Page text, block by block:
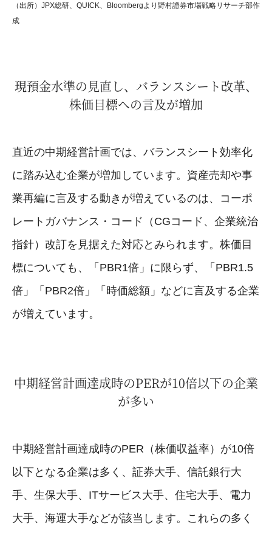
（出所）JPX総研、QUICK、Bloombergより野村證券市場戦略リサーチ部作
成
現預金水準の見直し、バランスシート改革、
株価目標への言及が増加
直近の中期経営計画では、バランスシート効率化
に踏み込む企業が増加しています。資産売却や事
業再編に言及する動きが増えているのは、コーポ
レートガバナンス・コード（CGコード、企業統治
指針）改訂を見据えた対応とみられます。株価目
標についても、「PBR1倍」に限らず、「PBR1.5
倍」「PBR2倍」「時価総額」などに言及する企業
が増えています。
中期経営計画達成時のPERが10倍以下の企業
が多い
中期経営計画達成時のPER（株価収益率）が10倍
以下となる企業は多く、証券大手、信託銀行大
手、生保大手、ITサービス大手、住宅大手、電力
大手、海運大手などが該当します。これらの多く